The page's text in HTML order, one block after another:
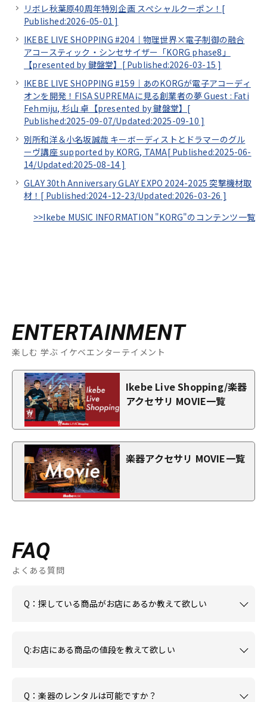
リボレ秋葉原40周年特別企画 スぺシャルクーポン！[
Published:2026-05-01 ]
IKEBE LIVE SHOPPING #204｜物理世界×電子制御の融合
アコースティック・シンセサイザー「KORG phase8」
【presented by 鍵盤堂】[ Published:2026-03-15 ]
IKEBE LIVE SHOPPING #159｜あのKORGが電子アコーディ
オンを開発！FISA SUPREMAに見る創業者の夢 Guest : Fati
Fehmiju, 杉山 卓【presented by 鍵盤堂】[
Published:2025-09-07/Updated:2025-09-10 ]
別所和洋＆小名坂誠哉 キーボーディストとドラマーのグル
ーヴ講座 supported by KORG, TAMA[ Published:2025-06-
14/Updated:2025-08-14 ]
GLAY 30th Anniversary GLAY EXPO 2024-2025 突撃機材取
材！[ Published:2024-12-23/Updated:2026-03-26 ]
>>Ikebe MUSIC INFORMATION "KORG"のコンテンツ一覧
ENTERTAINMENT
楽しむ 学ぶ イケベエンターテイメント
Ikebe Live Shopping/楽器
アクセサリ MOVIE一覧
楽器アクセサリ MOVIE一覧
FAQ
よくある質問
Q：探している商品がお店にあるか教えて欲しい
Q:お店にある商品の値段を教えて欲しい
Q：楽器のレンタルは可能ですか？